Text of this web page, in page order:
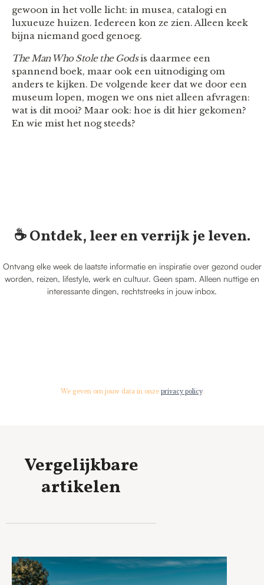
gewoon in het volle licht: in musea, catalogi en
luxueuze huizen. Iedereen kon ze zien. Alleen keek
bijna niemand goed genoeg.
The Man Who Stole the Godsis daarmee een
spannend boek, maar ook een uitnodiging om
anders te kijken. De volgende keer dat we door een
museum lopen, mogen we ons niet alleen afvragen:
wat is dit mooi? Maar ook: hoe is dit hier gekomen?
En wie mist het nog steeds?
☕️ Ontdek, leer en verrijk je leven.
Ontvang elke week de laatste informatie en inspiratie over gezond ouder
worden, reizen, lifestyle, werk en cultuur. Geen spam. Alleen nuttige en
interessante dingen, rechtstreeks in jouw inbox.
We geven om jouw data in onze privacy policy.
Vergelijkbare
artikelen